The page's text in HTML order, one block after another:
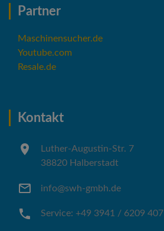
Partner
Maschinensucher.de
Youtube.com
Resale.de
Kontakt
Luther-Augustin-Str. 7
38820 Halberstadt
info@swh-gmbh.de
Service: +49 3941 / 6209 407